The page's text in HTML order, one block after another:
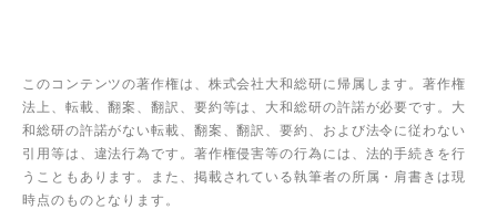
このコンテンツの著作権は、株式会社大和総研に帰属します。著作権
法上、転載、翻案、翻訳、要約等は、大和総研の許諾が必要です。大
和総研の許諾がない転載、翻案、翻訳、要約、および法令に従わない
引用等は、違法行為です。著作権侵害等の行為には、法的手続きを行
うこともあります。また、掲載されている執筆者の所属・肩書きは現
時点のものとなります。